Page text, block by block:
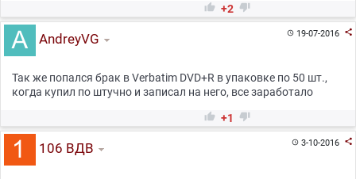
 +2 
19-07-2016 
AndreyVG
Так же попался брак в Verbatim DVD+R в упаковке по 50 шт.,
когда купил по штучно и записал на него, все заработало
 +1 
3-10-2016 
106 ВДВ